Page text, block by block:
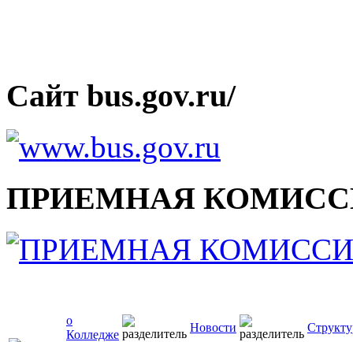
Сайт bus.gov.ru/
ПРИЕМНАЯ
о
Колледже
Новости